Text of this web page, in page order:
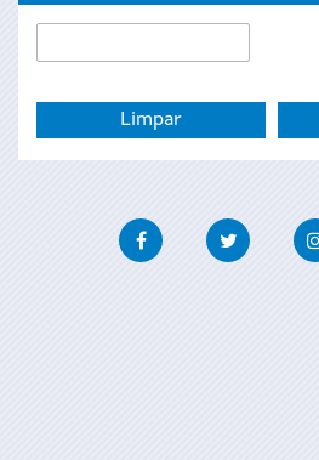
de
FacebookTwitter